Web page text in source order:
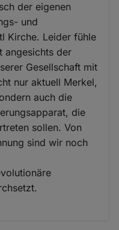
der eigenen
und
Kirche. Leider fühle
angesichts der
Gesellschaft mit
nur aktuell Merkel,
auch die
die
sollen. Von
sind wir noch